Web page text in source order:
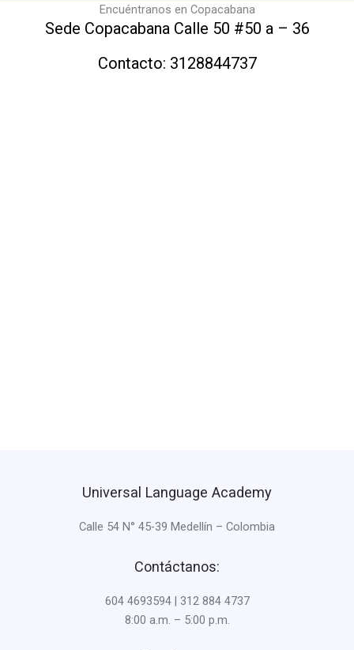
Encuéntranos en Copacabana
Sede Copacabana Calle 50 #50 a – 36
Contacto: 3128844737
Universal Language Academy
Calle 54 N° 45-39 Medellín – Colombia
Contáctanos:
604 4693594 | 312 884 4737
8:00 a.m. – 5:00 p.m.